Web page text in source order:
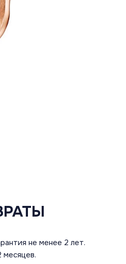
не менее 2 лет.
месяцев.